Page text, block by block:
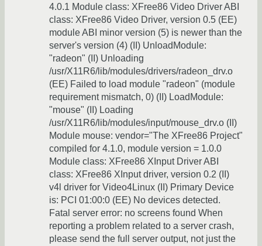
4.0.1 Module class: XFree86 Video Driver ABI
class: XFree86 Video Driver, version 0.5 (EE)
module ABI minor version (5) is newer than the
server's version (4) (II) UnloadModule:
"radeon" (II) Unloading
/usr/X11R6/lib/modules/drivers/radeon_drv.o
(EE) Failed to load module "radeon" (module
requirement mismatch, 0) (II) LoadModule:
"mouse" (II) Loading
/usr/X11R6/lib/modules/input/mouse_drv.o (II)
Module mouse: vendor="The XFree86 Project"
compiled for 4.1.0, module version = 1.0.0
Module class: XFree86 XInput Driver ABI
class: XFree86 XInput driver, version 0.2 (II)
v4l driver for Video4Linux (II) Primary Device
is: PCI 01:00:0 (EE) No devices detected.
Fatal server error: no screens found When
reporting a problem related to a server crash,
please send the full server output, not just the